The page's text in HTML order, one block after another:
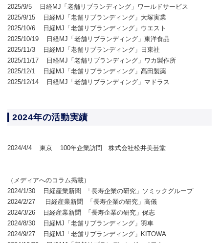
2025/9/5 日経MJ「老舗リブランディング」ワールドサービス
2025/9/15 日経MJ「老舗リブランディング」大塚実業
2025/10/6 日経MJ「老舗リブランディング」ウエスト
2025/10/19 日経MJ「老舗リブランディング」東洋食品
2025/11/3 日経MJ「老舗リブランディング」日東社
2025/11/17 日経MJ「老舗リブランディング」ワカ製作所
2025/12/1 日経MJ「老舗リブランディング」髙田製薬
2025/12/14 日経MJ「老舗リブランディング」マドラス
2024年の活動実績
2024/4/4 東京 100年企業訪問 株式会社松井美芸堂
（メディアへのコラム掲載）
2024/1/30 日経産業新聞 「長寿企業の研究」ソミックグループ
2024/2/27 日経産業新聞 「長寿企業の研究」高儀
2024/3/26 日経産業新聞 「長寿企業の研究」保志
2024/8/30 日経MJ「老舗リブランディング」羽車
2024/9/27 日経MJ「老舗リブランディング」KITOWA